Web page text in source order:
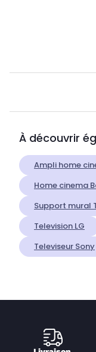
À découvrir
Ampli home
Home cinema
Support mural
Television LG
Televiseur Sony